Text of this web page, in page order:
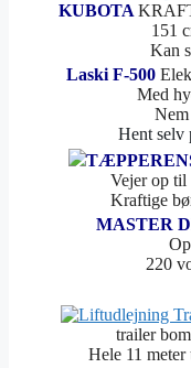
KUBOTA
151
Kan
Laski F-500
Med
Hent selv
Vejer op til
Kraftige
MASTER
220
trailer
Hele 11